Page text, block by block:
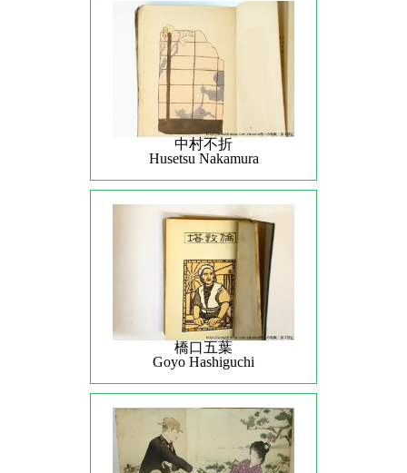
中村不折
Husetsu Nakamura
橋口五葉
Goyo Hashiguchi